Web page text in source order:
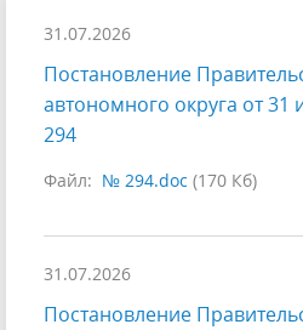
31.07.2026
Постановление
автономного округа от
294
Файл: № 294.doc (170 Кб)
31.07.2026
Постановление